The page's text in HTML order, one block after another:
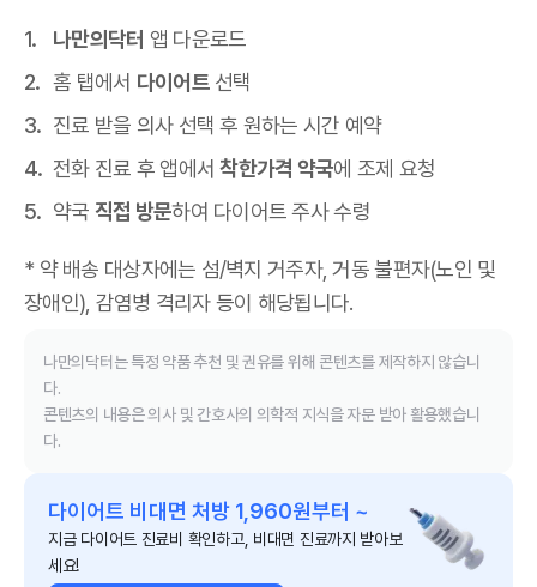
나만의닥터 앱 다운로드
홈 탭에서 다이어트선택
진료 받을 의사 선택 후 원하는 시간 예약
전화 진료 후 앱에서착한가격 약국에 조제 요청
약국 직접 방문하여 다이어트 주사 수령
* 약 배송 대상자에는 섬/벽지 거주자, 거동 불편자(노인 및
장애인), 감염병 격리자 등이 해당됩니다.
나만의닥터는 특정 약품 추천 및 권유를 위해 콘텐츠를 제작하지 않습니
다.
콘텐츠의 내용은 의사 및 간호사의 의학적 지식을 자문 받아 활용했습니
다.
다이어트 비대면 처방 1,960원부터 ~
지금 다이어트 진료비 확인하고, 비대면 진료까지 받아보
세요!